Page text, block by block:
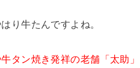
り牛たんですよね。
タン焼き発祥の老舗「太助